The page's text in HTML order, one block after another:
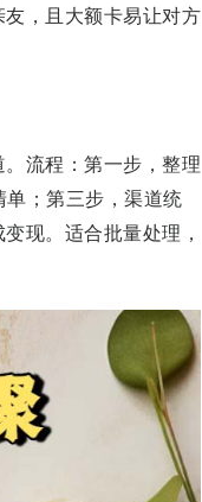
，且大额卡易让对方
流程：第一步，整理
；第三步，渠道统
现。适合批量处理，